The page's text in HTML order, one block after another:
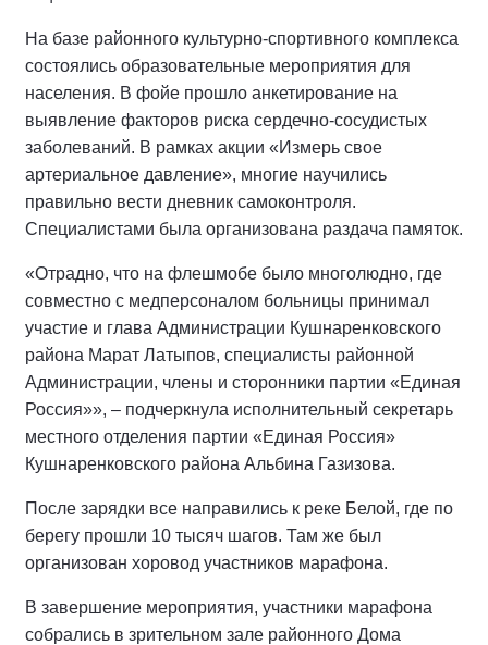
На базе районного культурно-спортивного комплекса
состоялись образовательные мероприятия для
населения. В фойе прошло анкетирование на
выявление факторов риска сердечно-сосудистых
заболеваний. В рамках акции «Измерь свое
артериальное давление», многие научились
правильно вести дневник самоконтроля.
Специалистами была организована раздача памяток.
«Отрадно, что на флешмобе было многолюдно, где
совместно с медперсоналом больницы принимал
участие и глава Администрации Кушнаренковского
района Марат Латыпов, специалисты районной
Администрации, члены и сторонники партии «Единая
Россия»», – подчеркнула исполнительный секретарь
местного отделения партии «Единая Россия»
Кушнаренковского района Альбина Газизова.
После зарядки все направились к реке Белой, где по
берегу прошли 10 тысяч шагов. Там же был
организован хоровод участников марафона.
В завершение мероприятия, участники марафона
собрались в зрительном зале районного Дома